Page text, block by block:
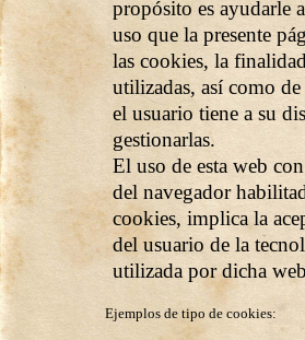
propósito es ayudarle
uso que la presente
las cookies, la
utilizadas, así como
el usuario tiene a su
gestionarlas.
El uso de esta web
del navegador
cookies, implica la
del usuario de la
utilizada por dicha
Ejemplos de tipo de cookies: